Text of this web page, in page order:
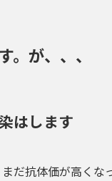
が、、、
はします
だ抗体価が高く